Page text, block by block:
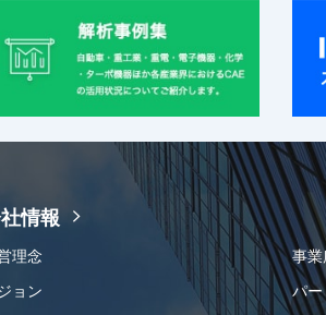
情報
理念
ョン
事業
パ